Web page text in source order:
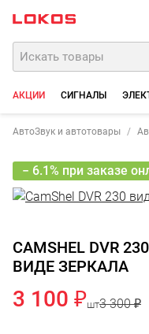
АКЦИИ СИГНАЛЫ
АвтоЗвук и автотовары
− 6.1% при заказе
CAMSHEL DVR
ВИДЕ ЗЕРКАЛА
3 100 ₽шт3 300 ₽